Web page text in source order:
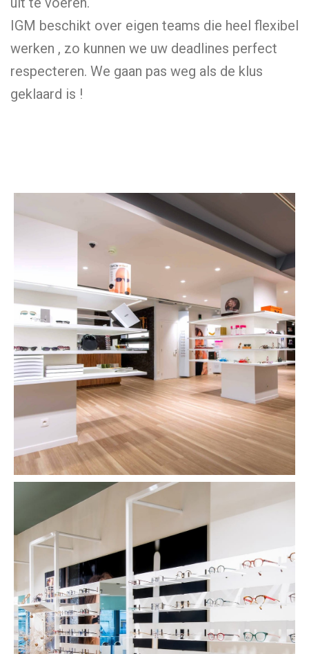
IGM beschikt over eigen teams die heel flexibel
werken , zo kunnen we uw deadlines perfect
respecteren. We gaan pas weg als de klus
geklaard is !